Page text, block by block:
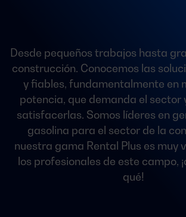
Desde pequeños trabajos hasta
construcción. Conocemos las
y fiables, fundamentalmente en
potencia, que demanda el sector
satisfacerlas. Somos líderes en
gasolina para el sector de la
nuestra gama Rental Plus es muy
los profesionales de este campo,
qué!